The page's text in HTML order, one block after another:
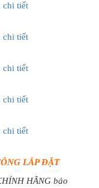
chi tiết
chi tiết
chi tiết
chi tiết
chi tiết
LẮP ĐẶT
HÃNG bảo